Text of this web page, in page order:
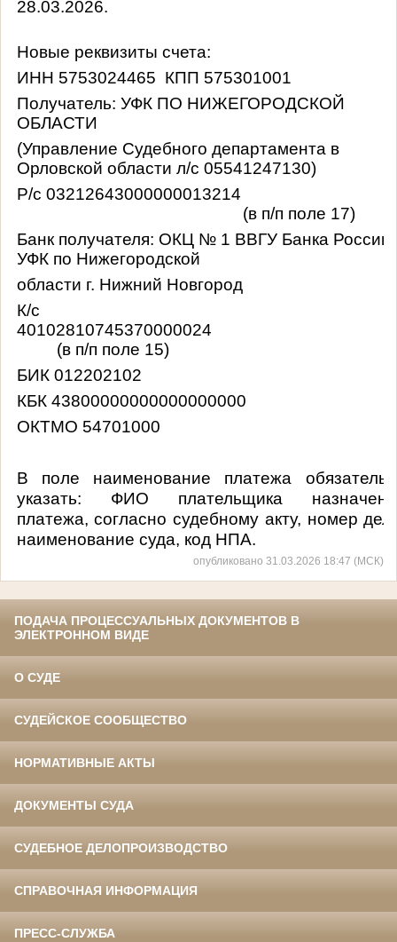
28.03.2026.
Новые реквизиты счета:
ИНН 5753024465 КПП 575301001
Получатель: УФК ПО НИЖЕГОРОДСКОЙ
ОБЛАСТИ
(Управление Судебного департамента в
Орловской области л/с 05541247130)
Р/с 03212643000000013214
(в п/п поле 17)
Банк получателя: ОКЦ № 1 ВВГУ Банка
УФК по Нижегородской
области г. Нижний Новгород
К/с
(в п/п поле 15)
БИК 012202102
КБК 43800000000000000000
ОКТМО 54701000
В поле наименование платежа
указать: ФИО плательщика
платежа, согласно судебному акту, номер
наименование суда, код НПА.
опубликовано 31.03.2026 18:47 (МСК)
ПОДАЧА ПРОЦЕССУАЛЬНЫХ ДОКУМЕНТОВ В
ЭЛЕКТРОННОМ ВИДЕ
О СУДЕ
СУДЕЙСКОЕ СООБЩЕСТВО
НОРМАТИВНЫЕ АКТЫ
ДОКУМЕНТЫ СУДА
СУДЕБНОЕ ДЕЛОПРОИЗВОДСТВО
СПРАВОЧНАЯ ИНФОРМАЦИЯ
ПРЕСС-СЛУЖБА